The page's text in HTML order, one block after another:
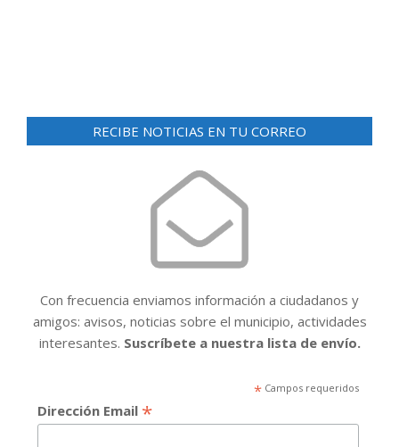
v
i
a
t
o
RECIBE NOTICIAS EN TU CORREO
Con frecuencia enviamos información a ciudadanos y
amigos: avisos, noticias sobre el municipio, actividades
interesantes. Suscríbete a nuestra lista de envío.
*Campos requeridos
Dirección Email *